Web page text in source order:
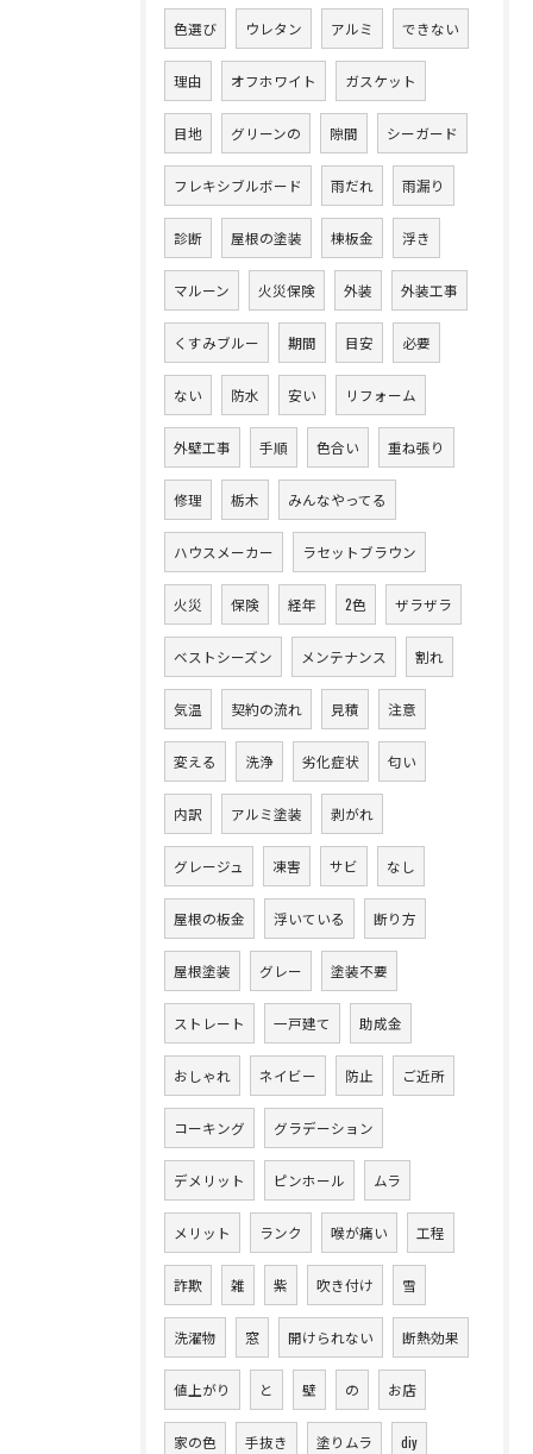
色選び ウレタン アルミ できない
理由 オフホワイト ガスケット
目地 グリーンの 隙間 シーガード
フレキシブルボード 雨だれ 雨漏り
診断 屋根の塗装 棟板金 浮き
マルーン 火災保険 外装 外装工事
くすみブルー 期間 目安 必要
ない 防水 安い リフォーム
外壁工事 手順 色合い 重ね張り
修理 栃木 みんなやってる
ハウスメーカー ラセットブラウン
火災 保険 経年 2色 ザラザラ
ベストシーズン メンテナンス 割れ
気温 契約の流れ 見積 注意
変える 洗浄 劣化症状 匂い
内訳 アルミ塗装 剥がれ
グレージュ 凍害 サビ なし
屋根の板金 浮いている 断り方
屋根塗装 グレー 塗装不要
ストレート 一戸建て 助成金
おしゃれ ネイビー 防止 ご近所
コーキング グラデーション
デメリット ピンホール ムラ
メリット ランク 喉が痛い 工程
詐欺 雑 紫 吹き付け 雪
洗濯物 窓 開けられない 断熱効果
値上がり と 壁 の お店
家の色 手抜き 塗りムラ diy